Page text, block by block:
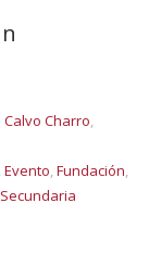
Charro,
Evento, Fundación,
Secundaria